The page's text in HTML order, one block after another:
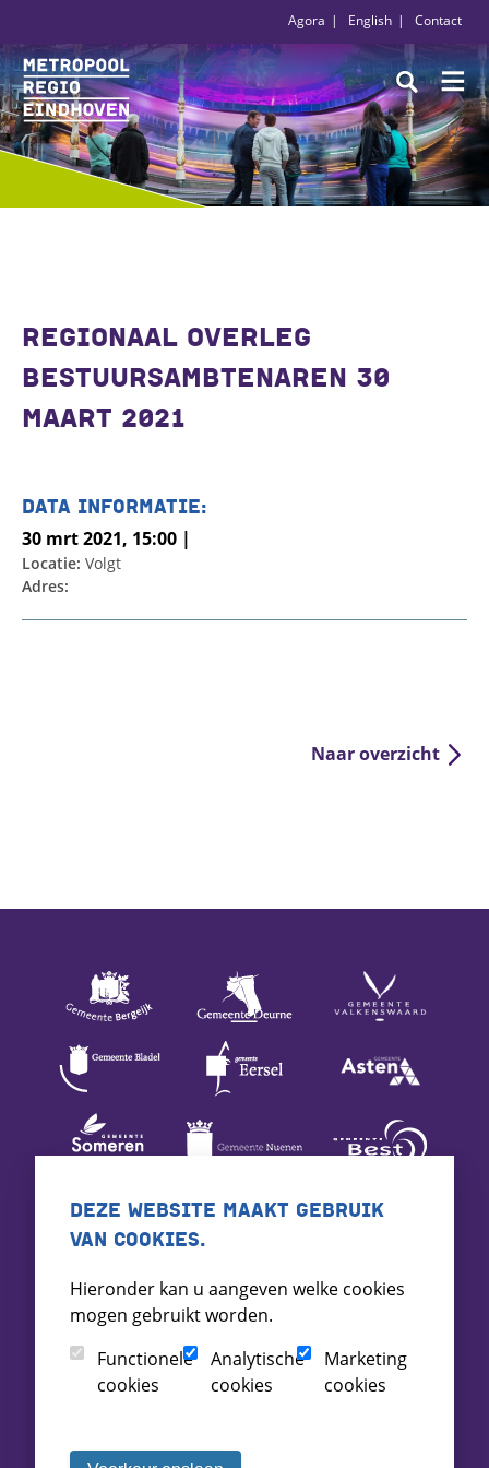
Agora English Contact
REGIONAAL OVERLEG
BESTUURSAMBTENAREN 30
MAART 2021
DATA INFORMATIE:
30 mrt 2021, 15:00 |
Locatie: Volgt
Adres:
Naar overzicht
DEZE WEBSITE MAAKT GEBRUIK
VAN COOKIES.
Hieronder kan u aangeven welke cookies
mogen gebruikt worden.
Functionele
cookies
Analytische
cookies
Marketing
cookies